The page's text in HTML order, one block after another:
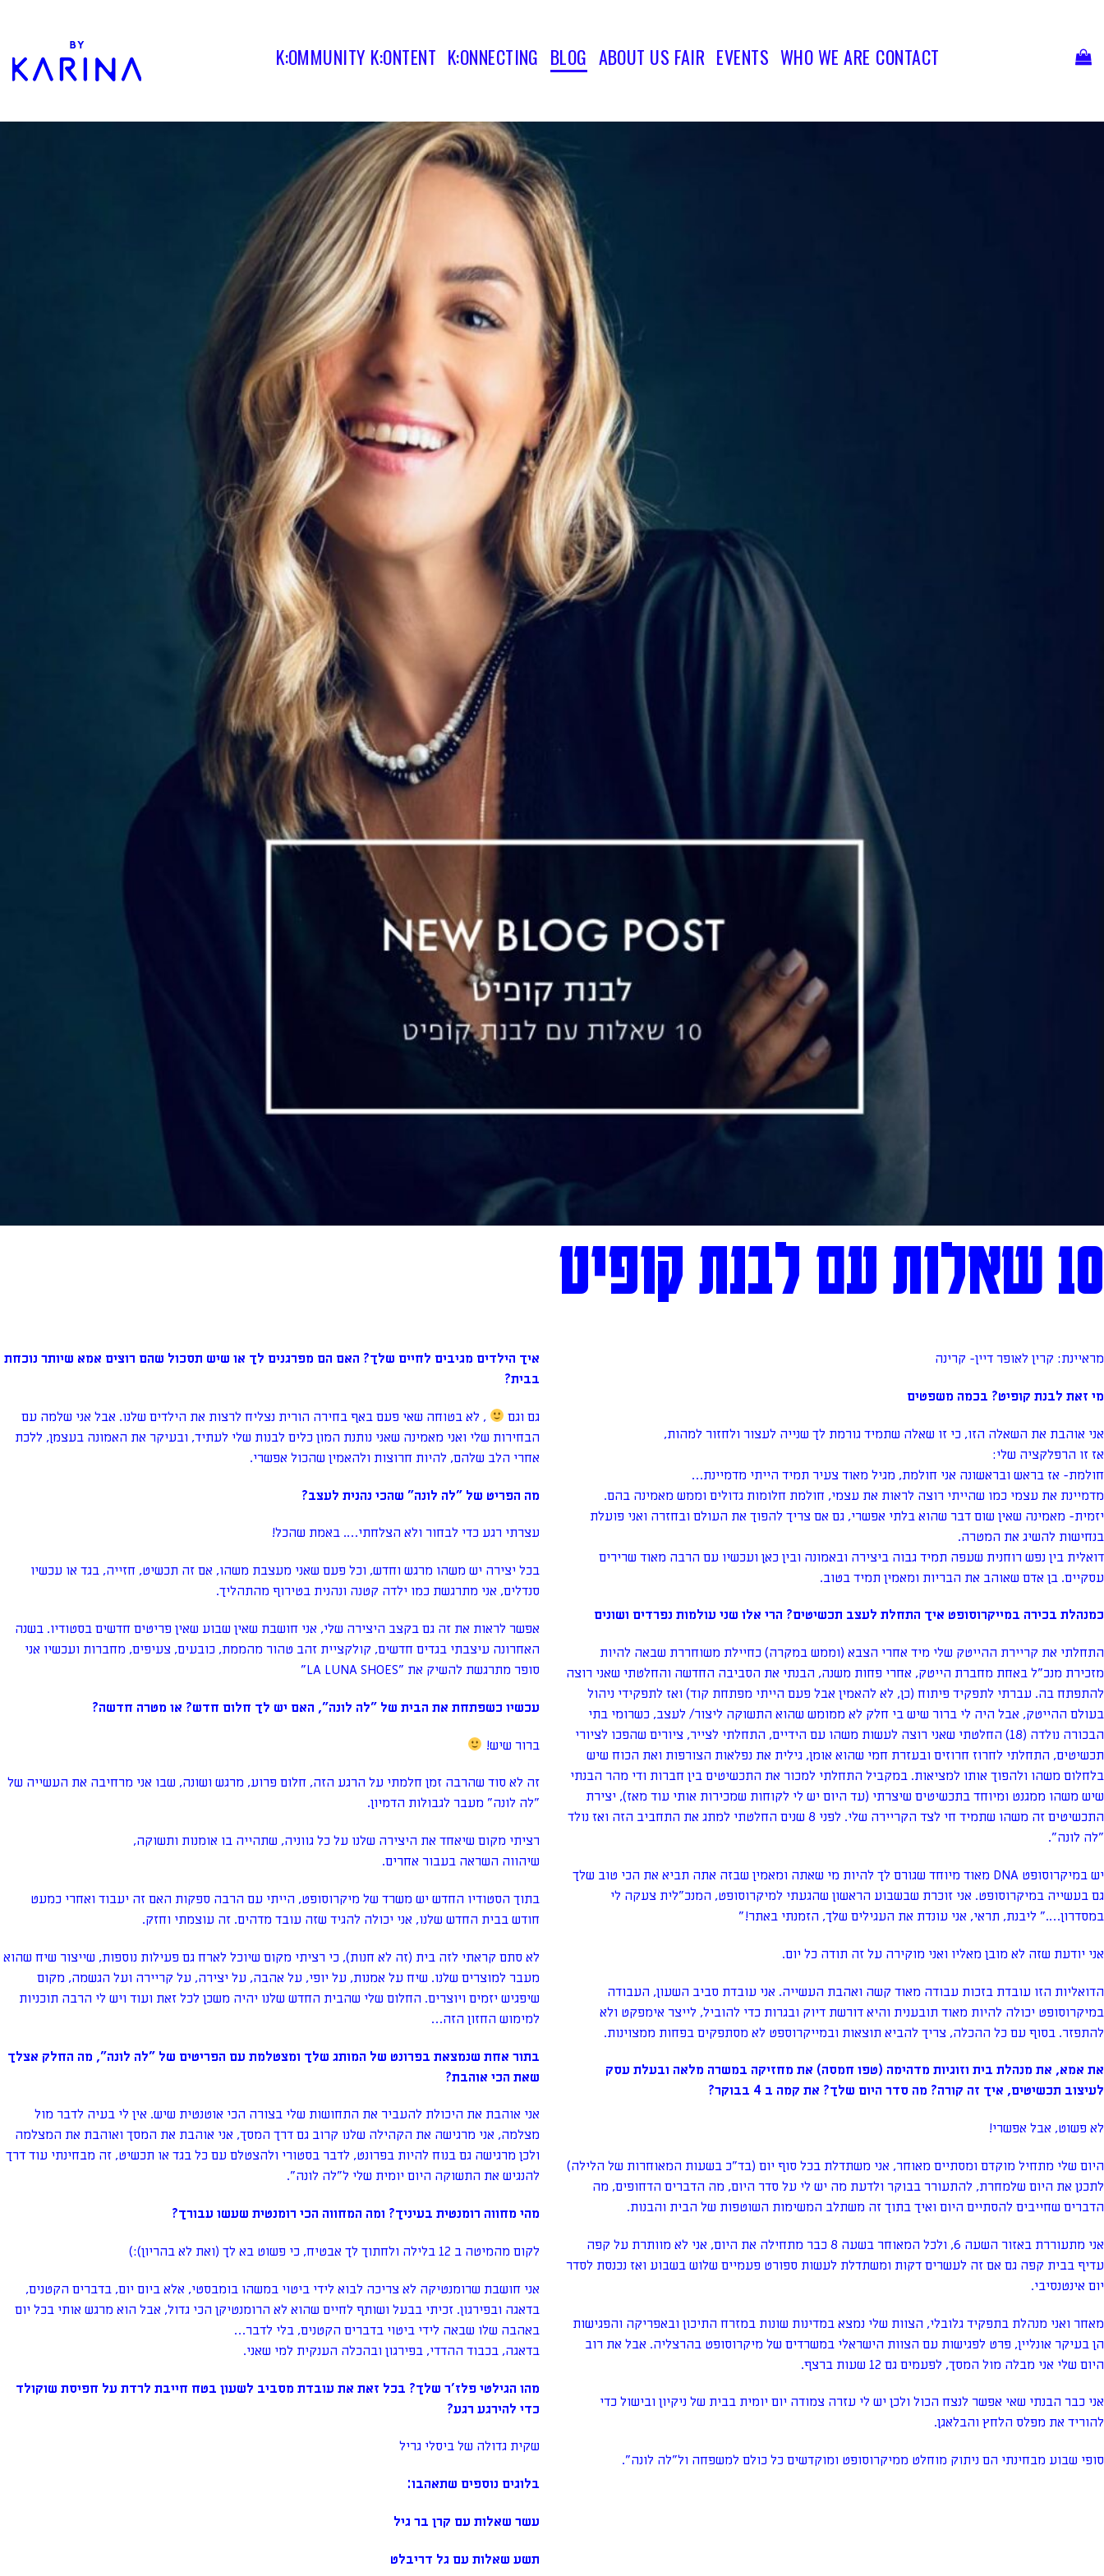
content
K:OMMUNITY K:ONTENT K:ONNECTING BLOG ABOUT US FAIR EVENTS WHO WE ARE CONTACT
10 שאלות עם לבנת קופיט
מראיינת: קרין לאופר דיין- קרינה
מי זאת לבנת קופיט? בכמה משפטים
אני אוהבת את השאלה הזו, כי זו שאלה שתמיד גורמת לך שנייה לעצור ולחזור למהות,
אז זו הרפלקציה שלי:
חולמת- אז בראש ובראשונה אני חולמת, מגיל מאוד צעיר תמיד הייתי מדמיינת…
מדמיינת את עצמי כמו שהייתי רוצה לראות את עצמי, חולמת חלומות גדולים וממש מאמינה בהם.
יזמית- מאמינה שאין שום דבר שהוא בלתי אפשרי, גם אם צריך להפוך את העולם ובחזרה ואני פועלת
בנחישות להשיג את המטרה.
דואלית בין נפש רוחנית שעפה תמיד גבוה ביצירה ובאמונה ובין כאן ועכשיו עם הרבה מאוד שרירים
עסקיים. בן אדם שאוהב את הבריות ומאמין תמיד בטוב.
כמנהלת בכירה במייקרוסופט איך התחלת לעצב תכשיטים? הרי אלו שני עולמות נפרדים ושונים
התחלתי את קריירת ההייטק שלי מיד אחרי הצבא (וממש במקרה) כחיילת משוחררת שבאה להיות
מזכירת מנכ"ל באחת מחברת הייטק, אחרי פחות משנה, הבנתי את הסביבה החדשה והחלטתי שאני רוצה
להתפתח בה. עברתי לתפקיד פיתוח (כן, לא להאמין אבל פעם הייתי מפתחת קוד) ואז לתפקידי ניהול
בעולם ההייטק, אבל היה לי ברור שיש בי חלק לא ממומש שהוא התשוקה ליצור/ לעצב, כשרומי בתי
הבכורה נולדה (18) החלטתי שאני רוצה לעשות משהו עם הידיים, התחלתי לצייר, ציורים שהפכו לציורי
תכשיטים, התחלתי לחרוז חרוזים ובעזרת חמי שהוא אומן, גילית את נפלאות הצורפות ואת הכוח שיש
בלחלום משהו ולהפוך אותו למציאות. במקביל התחלתי למכור את התכשיטים בין חברות ודי מהר הבנתי
שיש משהו ממגנט ומיוחד בתכשיטים שיצרתי (עד היום יש לי לקוחות שמכירות אותי עוד מאז), יצירת
התכשיטים זה משהו שתמיד חי לצד הקריירה שלי. לפני 8 שנים החלטתי למתג את התחביב הזה ואז נולד
"לה לונה".
יש במיקרוסופט DNA מאוד מיוחד שגורם לך להיות מי שאתה ומאמין שבזה אתה תביא את הכי טוב שלך
גם בעשייה במיקרוסופט. אני זוכרת שבשבוע הראשון שהגעתי למיקרוסופט, המנכ"לית צעקה לי
במסדרון…." ליבנת, תראי, אני עונדת את העגילים שלך, הזמנתי באתר!"
אני יודעת שזה לא מובן מאליו ואני מוקירה על זה תודה כל יום.
הדואליות הזו עובדת בזכות עבודה מאוד קשה ואהבת העשייה. אני עובדת סביב השעון, העבודה
במיקרוסופט יכולה להיות מאוד תובענית והיא דורשת דיוק ובגרות כדי להוביל, לייצר אימפקט ולא
להתפזר. בסוף עם כל ההכלה, צריך להביא תוצאות ובמייקרוספט לא מסתפקים בפחות ממצוינות.
את אמא, את מנהלת בית וזוגיות מדהימה (טפו חמסה) את מחזיקה במשרה מלאה ובעלת עסק
לעיצוב תכשיטים, איך זה קורה? מה סדר היום שלך? את קמה ב 4 בבוקר?
לא פשוט, אבל אפשרי!
היום שלי מתחיל מוקדם ומסתיים מאוחר, אני משתדלת בכל סוף יום (בד"כ בשעות המאוחרות של הלילה)
לתכנן את היום שלמחרת, להתעורר בבוקר ולדעת מה יש לי על סדר היום, מה הדברים הדחופים, מה
הדברים שחייבים להסתיים היום ואיך בתוך זה משתלב המשימות השוטפות של הבית והבנות.
אני מתעוררת באזור השעה 6, ולכל המאוחר בשעה 8 כבר מתחילה את היום, אני לא מוותרת על קפה
עדיף בבית קפה גם אם זה לעשרים דקות ומשתדלת לעשות ספורט פעמיים שלוש בשבוע ואז נכנסת לסדר
יום אינטנסיבי.
מאחר ואני מנהלת בתפקיד גלובלי, הצוות שלי נמצא במדינות שונות במזרח התיכון ובאפריקה והפגישות
הן בעיקר אונליין, פרט לפגישות עם הצוות הישראלי במשרדים של מיקרוסופט בהרצליה. אבל את רוב
היום שלי אני מבלה מול המסך, לפעמים גם 12 שעות ברצף.
אני כבר הבנתי שאי אפשר לנצח הכול ולכן יש לי עזרה צמודה יום יומית בבית של ניקיון ובישול כדי
להוריד את מפלס הלחץ והבלאגן.
סופי שבוע מבחינתי הם ניתוק מוחלט ממיקרוסופט ומוקדשים כל כולם למשפחה ול"לה לונה".
איך הילדים מגיבים לחיים שלך? האם הם מפרגנים לך או שיש תסכול שהם רוצים אמא שיותר נוכחת
בבית?
גם וגם
, לא בטוחה שאי פעם באף בחירה הורית נצליח לרצות את הילדים שלנו. אבל אני שלמה עם
הבחירות שלי ואני מאמינה שאני נותנת המון כלים לבנות שלי לעתיד, ובעיקר את האמונה בעצמן, ללכת
אחרי הלב שלהם, להיות חרוצות ולהאמין שהכול אפשרי.
מה הפריט של "לה לונה" שהכי נהנית לעצב?
עצרתי רגע כדי לבחור ולא הצלחתי…. באמת שהכל!
בכל יצירה יש משהו מרגש וחדש, וכל פעם שאני מעצבת משהו, אם זה תכשיט, חזייה, בגד או עכשיו
סנדלים, אני מתרגשת כמו ילדה קטנה ונהנית בטירוף מהתהליך.
אפשר לראות את זה גם בקצב היצירה שלי, אני חושבת שאין שבוע שאין פריטים חדשים בסטודיו. בשנה
האחרונה עיצבתי בגדים חדשים, קולקציית זהב טהור מהממת, כובעים, צעיפים, מחברות ועכשיו אני
סופר מתרגשת להשיק את "LA LUNA SHOES"
עכשיו כשפתחת את הבית של "לה לונה", האם יש לך חלום חדש? או מטרה חדשה?
ברור שיש!
זה לא סוד שהרבה זמן חלמתי על הרגע הזה, חלום פרוע, מרגש ושונה, שבו אני מרחיבה את העשייה של
"לה לונה" מעבר לגבולות הדמיון.
רציתי מקום שיאחד את היצירה שלנו על כל גווניה, שתהייה בו אומנות ותשוקה,
שיהווה השראה בעבור אחרים.
בתוך הסטודיו החדש יש משרד של מיקרוסופט, הייתי עם הרבה ספקות האם זה יעבוד ואחרי כמעט
חודש בבית החדש שלנו, אני יכולה להגיד שזה עובד מדהים. זה עוצמתי וחזק.
לא סתם קראתי לזה בית (זה לא חנות), כי רציתי מקום שיוכל לארח גם פעילות נוספות, שייצור שיח שהוא
מעבר למוצרים שלנו. שיח על אמנות, על יופי, על אהבה, על יצירה, על קריירה ועל הגשמה, מקום
שיפגיש יזמים ויוצרים. החלום שלי שהבית החדש שלנו יהיה משכן לכל זאת ועוד ויש לי הרבה תוכניות
למימוש החזון הזה…
בתור אחת שנמצאת בפרונט של המותג שלך ומצטלמת עם הפריטים של "לה לונה", מה החלק אצלך
שאת הכי אוהבת?
אני אוהבת את היכולת להעביר את התחושות שלי בצורה הכי אוטנטית שיש. אין לי בעיה לדבר מול
מצלמה, אני מרגישה את הקהילה שלנו קרוב גם דרך המסך, אני אוהבת את המסך ואוהבת את המצלמה
ולכן מרגישה גם בנוח להיות בפרונט, לדבר בסטורי ולהצטלם עם כל בגד או תכשיט, זה מבחינתי עוד דרך
להנגיש את התשוקה היום יומית שלי ל"לה לונה".
מהי מחווה רומנטית בעיניך? ומה המחווה הכי רומנטית שעשו עבורך?
לקום מהמיטה ב 12 בלילה ולחתוך לך אבטיח, כי פשוט בא לך (ואת לא בהריון):)
אני חושבת שרומנטיקה לא צריכה לבוא לידי ביטוי במשהו בומבסטי, אלא ביום יום, בדברים הקטנים,
בדאגה ובפירגון. זכיתי בבעל ושותף לחיים שהוא לא הרומנטיקן הכי גדול, אבל הוא מרגש אותי בכל יום
באהבה שלו שבאה לידי ביטוי בדברים הקטנים, בלי לדבר…
בדאגה, בכבוד ההדדי, בפירגון ובהכלה הענקית למי שאני.
מהו הגילטי פלז'ר שלך? בכל זאת את עובדת מסביב לשעון בטח חייבת לרדת על חפיסת שוקולד
כדי להירגע רגע?
שקית גדולה של ביסלי גריל
בלוגים נוספים שתאהבו:
עשר שאלות עם קרן בר גיל
תשע שאלות עם גל דריבלט